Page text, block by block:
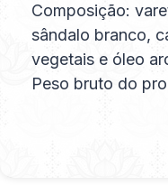
Composição:
sândalo branco,
vegetais e óleo
Peso bruto do